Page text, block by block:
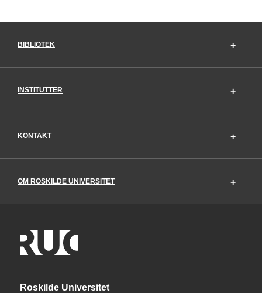
BIBLIOTEK
INSTITUTTER
KONTAKT
OM ROSKILDE UNIVERSITET
Roskilde Universitet